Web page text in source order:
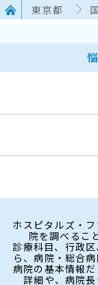
東京都
ホスピタルズ・
院を調べるこ
診療科目、行政
ら、病院・総合
病院の基本情報
詳細や、病院